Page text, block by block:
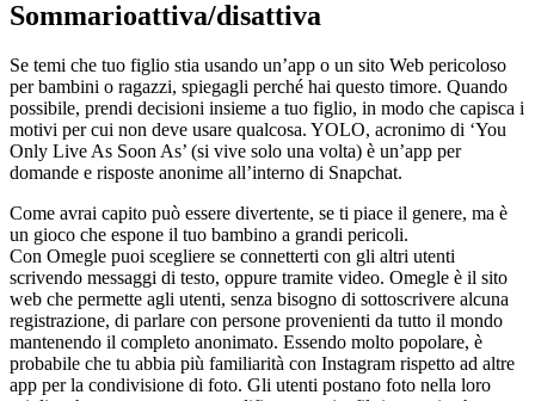
Sommarioattiva/disattiva
Se temi che tuo figlio stia usando un’app o un sito Web pericoloso
per bambini o ragazzi, spiegagli perché hai questo timore. Quando
possibile, prendi decisioni insieme a tuo figlio, in modo che capisca i
motivi per cui non deve usare qualcosa. YOLO, acronimo di ‘You
Only Live As Soon As’ (si vive solo una volta) è un’app per
domande e risposte anonime all’interno di Snapchat.
Come avrai capito può essere divertente, se ti piace il genere, ma è
un gioco che espone il tuo bambino a grandi pericoli.
Con Omegle puoi scegliere se connetterti con gli altri utenti
scrivendo messaggi di testo, oppure tramite video. Omegle è il sito
web che permette agli utenti, senza bisogno di sottoscrivere alcuna
registrazione, di parlare con persone provenienti da tutto il mondo
mantenendo il completo anonimato. Essendo molto popolare, è
probabile che tu abbia più familiarità con Instagram rispetto ad altre
app per la condivisione di foto. Gli utenti postano foto nella loro